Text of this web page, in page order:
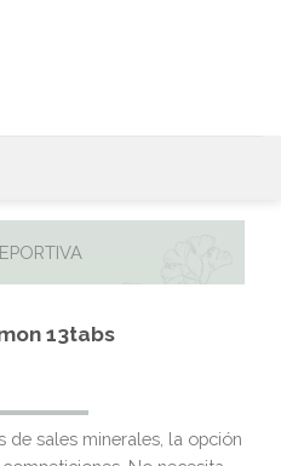
13tabs
de sales minerales, la opción